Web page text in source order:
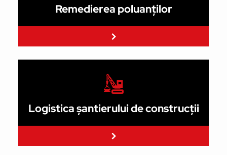
Citeste mai mult
Remedierea poluanților
Citeste mai mult
Logistica șantierului de construcții